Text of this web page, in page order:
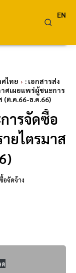
EN
ไทย
: เอกสารส่ง
ศเผยแพร่ผู้ชนะการ
(ต.ค.66-ธ.ค.66)
ารจัดซื้อ
ายไตรมาส
อจัดจ้าง